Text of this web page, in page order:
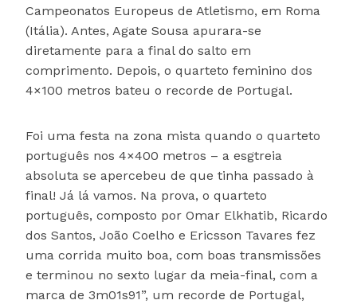
Campeonatos Europeus de Atletismo, em Roma
(Itália). Antes, Agate Sousa apurara-se
diretamente para a final do salto em
comprimento. Depois, o quarteto feminino dos
4×100 metros bateu o recorde de Portugal.
Foi uma festa na zona mista quando o quarteto
português nos 4×400 metros – a esgtreia
absoluta se apercebeu de que tinha passado à
final! Já lá vamos. Na prova, o quarteto
português, composto por Omar Elkhatib, Ricardo
dos Santos, João Coelho e Ericsson Tavares fez
uma corrida muito boa, com boas transmissões
e terminou no sexto lugar da meia-final, com a
marca de 3m01s91”, um recorde de Portugal,